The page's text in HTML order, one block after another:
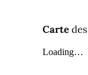
Carte